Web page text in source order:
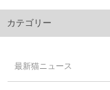
カテゴリー
最新猫ニュース